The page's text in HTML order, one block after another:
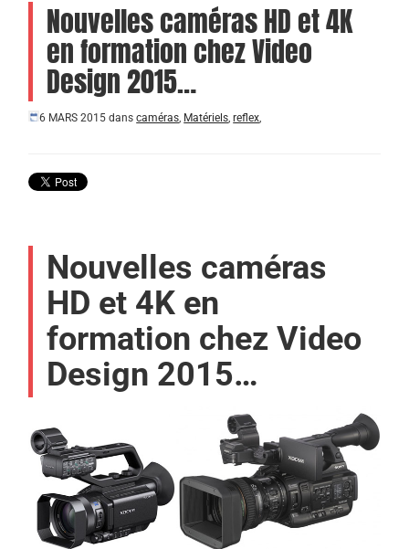
Nouvelles caméras HD et 4K
en formation chez Video
Design 2015…
6 MARS 2015 danscaméras, Matériels,reflex,
Nouvelles caméras
HD et 4K en
formation chez Video
Design 2015…